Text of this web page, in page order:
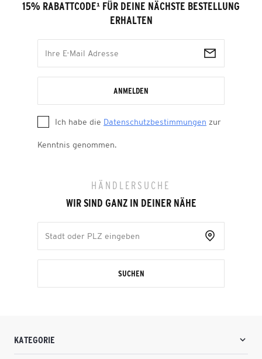
15% RABATTCODE¹ FÜR DEINE NÄCHSTE BESTELLUNG
ERHALTEN
ANMELDEN
Ich habe die Datenschutzbestimmungen zur
Kenntnis genommen.
HÄNDLERSUCHE
WIR SIND GANZ IN DEINER NÄHE
SUCHEN
KATEGORIE